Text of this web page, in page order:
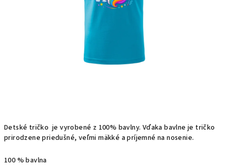
Detské tričko jevyrobené z 100% bavlny. Vďaka bavlneje tričko
prirodzene priedušné, veľmi mäkké a príjemné na nosenie.
100 % bavlna